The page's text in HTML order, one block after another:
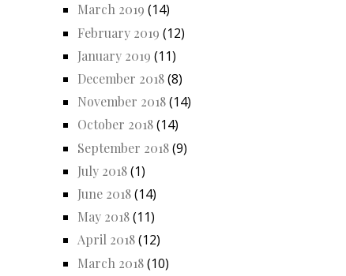
March 2019 (14)
February 2019 (12)
January 2019 (11)
December 2018(8)
November 2018(14)
October 2018(14)
September 2018(9)
July 2018(1)
June 2018(14)
May 2018(11)
April 2018(12)
March 2018(10)